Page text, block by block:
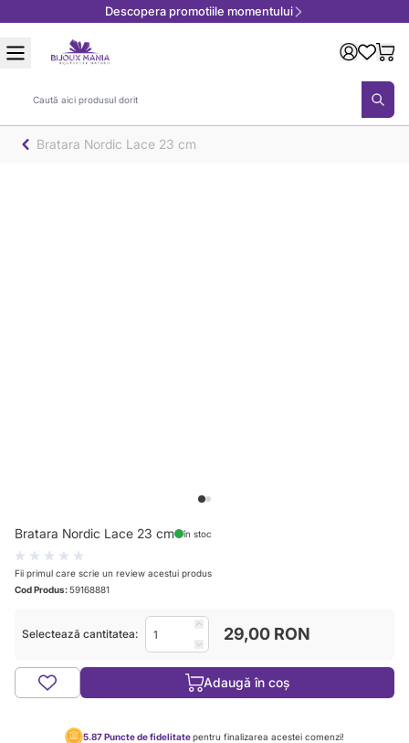
Descopera promotiile momentului
Căutare
Bratara Nordic Lace 23 cm
Bratara Nordic Lace 23 cm în stoc
Fii primul care scrie un review acestui produs
Cod Produs:59168881
Selectează cantitatea: 29,00 RON
Adaugă în coș
5.87Puncte de fidelitatepentru finalizarea acestei comenzi!